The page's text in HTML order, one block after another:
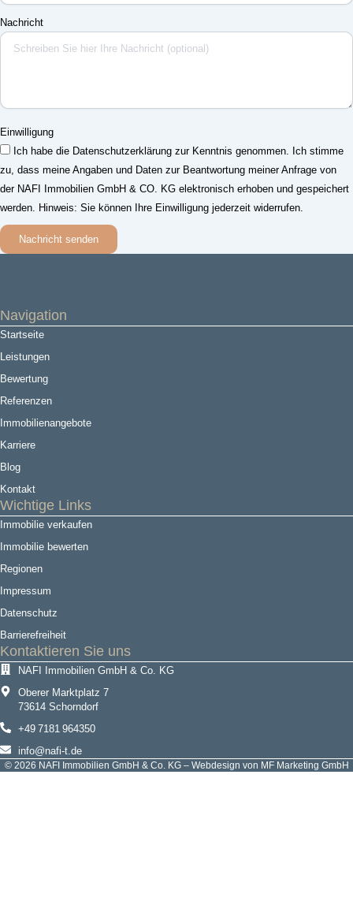
Nachricht
Einwilligung
Ich habe die Datenschutzerklärung zur Kenntnis genommen. Ich stimme
zu, dass meine Angaben und Daten zur Beantwortung meiner Anfrage von
der NAFI Immobilien GmbH & CO. KG elektronisch erhoben und gespeichert
werden. Hinweis: Sie können Ihre Einwilligung jederzeit widerrufen.
Nachricht senden
Navigation
Startseite
Leistungen
Bewertung
Referenzen
Immobilienangebote
Karriere
Blog
Kontakt
Wichtige Links
Immobilie verkaufen
Immobilie bewerten
Regionen
Impressum
Datenschutz
Barrierefreiheit
Kontaktieren Sie uns
NAFI Immobilien GmbH & Co. KG
Oberer Marktplatz 7
73614 Schorndorf
+49 7181 964350
info@nafi-t.de
© 2026 NAFI Immobilien GmbH & Co. KG – Webdesign von MF Marketing GmbH